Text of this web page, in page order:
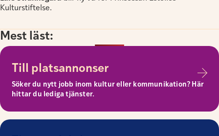
Kulturstiftelse.
Mest läst:
Till platsannonser
Söker du nytt jobb inom kultur eller kommunikation? Här
hittar du lediga tjänster.